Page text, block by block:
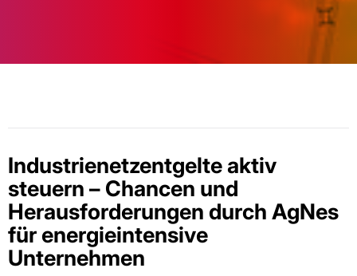
Industrienetzentgelte aktiv
steuern – Chancen und
Herausforderungen durch AgNes
für energieintensive
Unternehmen